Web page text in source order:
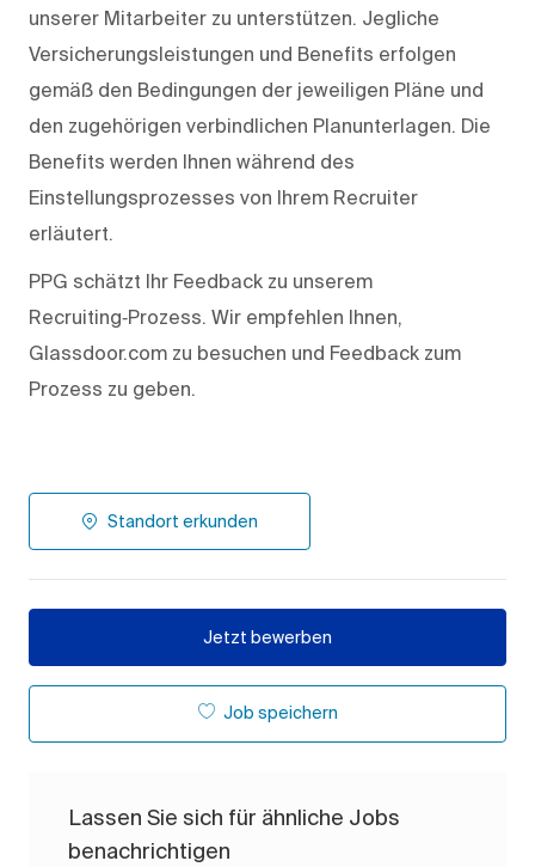
unserer Mitarbeiter zu unterstützen. Jegliche
Versicherungsleistungen und Benefits erfolgen
gemäß den Bedingungen der jeweiligen Pläne und
den zugehörigen verbindlichen Planunterlagen. Die
Benefits werden Ihnen während des
Einstellungsprozesses von Ihrem Recruiter
erläutert.
PPG schätzt Ihr Feedback zu unserem
Recruiting‑Prozess. Wir empfehlen Ihnen,
Glassdoor.com zu besuchen und Feedback zum
Prozess zu geben.
Standort erkunden
Jetzt bewerben
Job speichern
Lassen Sie sich für ähnliche Jobs
benachrichtigen